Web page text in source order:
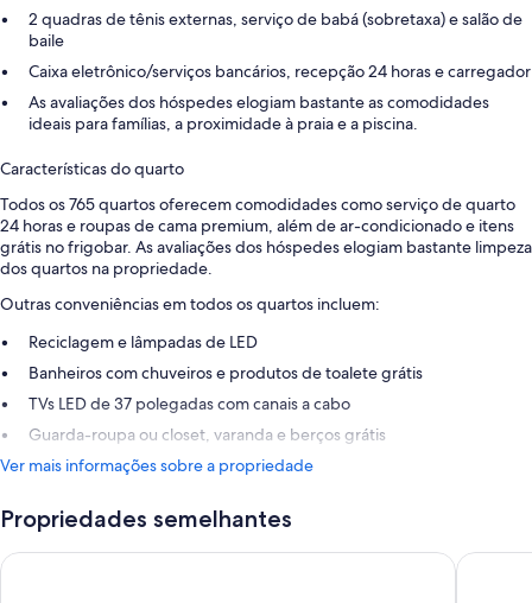
2 quadras de tênis externas, serviço de babá (sobretaxa) e salão de
baile
Caixa eletrônico/serviços bancários, recepção 24 horas e carregador
As avaliações dos hóspedes elogiam bastante as comodidades
ideais para famílias, a proximidade à praia e a piscina.
Características do quarto
Todos os 765 quartos oferecem comodidades como serviço de quarto
24 horas e roupas de cama premium, além de ar-condicionado e itens
grátis no frigobar. As avaliações dos hóspedes elogiam bastante limpeza
dos quartos na propriedade.
Outras conveniências em todos os quartos incluem:
Reciclagem e lâmpadas de LED
Banheiros com chuveiros e produtos de toalete grátis
TVs LED de 37 polegadas com canais a cabo
Guarda-roupa ou closet, varanda e berços grátis
Ver mais informações sobre a propriedade
Propriedades semelhantes
Grand Sunset Princess - All Inclusive Grand